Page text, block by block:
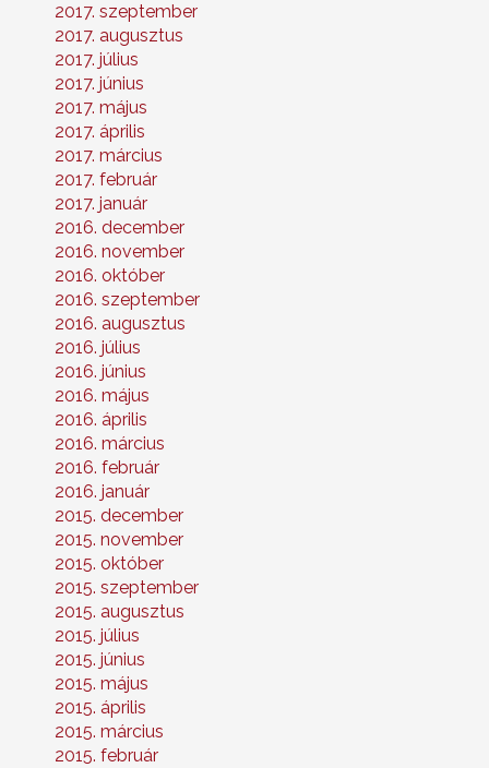
2017. szeptember
2017. augusztus
2017. július
2017. június
2017. május
2017. április
2017. március
2017. február
2017. január
2016. december
2016. november
2016. október
2016. szeptember
2016. augusztus
2016. július
2016. június
2016. május
2016. április
2016. március
2016. február
2016. január
2015. december
2015. november
2015. október
2015. szeptember
2015. augusztus
2015. július
2015. június
2015. május
2015. április
2015. március
2015. február